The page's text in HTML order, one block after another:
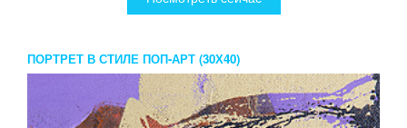
ПОРТРЕТ В СТИЛЕ ПОП-АРТ (30Х40)